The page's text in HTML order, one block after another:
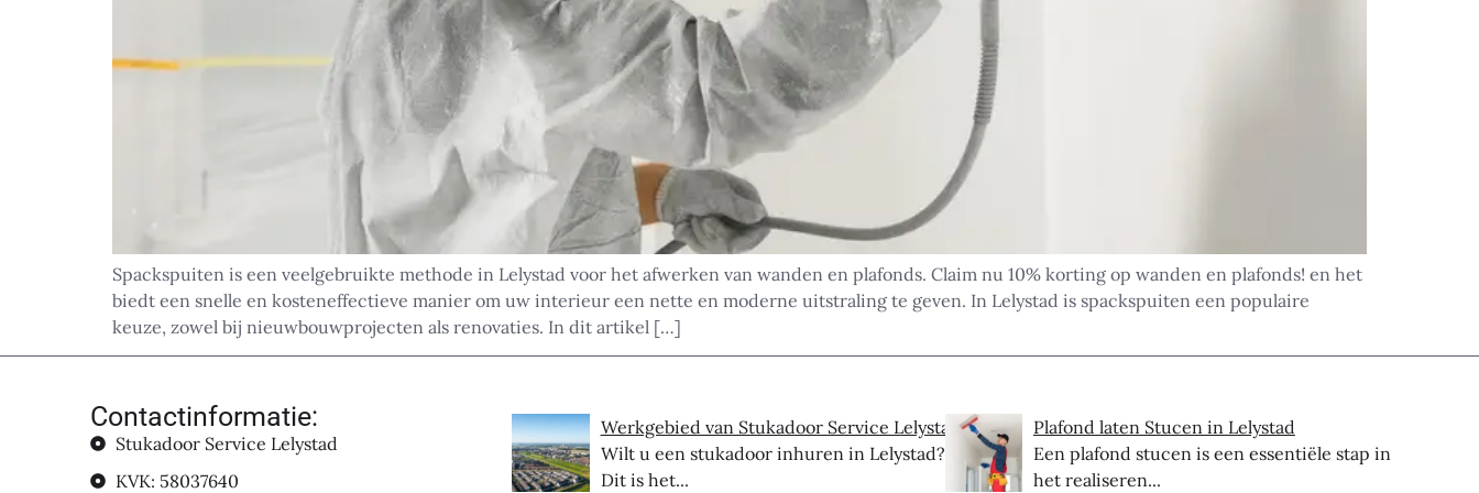
Spackspuiten is een veelgebruikte methode in Lelystad voor het afwerken van wanden en plafonds. Claim nu 10% korting op wanden en plafonds! en het
biedt een snelle en kosteneffectieve manier om uw interieur een nette en moderne uitstraling te geven. In Lelystad is spackspuiten een populaire
keuze, zowel bij nieuwbouwprojecten als renovaties. In dit artikel […]
Contactinformatie:
Stukadoor Service Lelystad
KVK: 58037640
Werkgebied van Stukadoor Service Lelystad
Wilt u een stukadoor inhuren in Lelystad?
Dit is het...
Plafond laten Stucen in Lelystad
Een plafond stucen is een essentiële stap in
het realiseren...